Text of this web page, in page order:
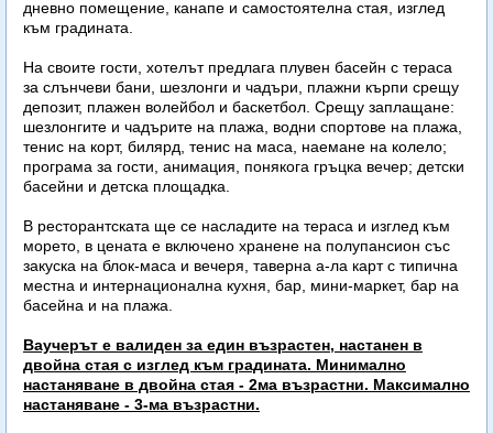
дневно помещение, канапе и самостоятелна стая, изглед
към градината.
На своите гости, хотелът предлага плувен басейн с тераса
за слънчеви бани, шезлонги и чадъри, плажни кърпи срещу
депозит, плажен волейбол и баскетбол. Срещу заплащане:
шезлонгите и чадърите на плажа, водни спортове на плажа,
тенис на корт, билярд, тенис на маса, наемане на колело;
програма за гости, анимация, понякога гръцка вечер; детски
басейни и детска площадка.
В ресторантската ще се насладите на тераса и изглед към
морето, в цената е включено хранене на полупансион със
закуска на блок-маса и вечеря, таверна а-ла карт с типична
местна и интернационална кухня, бар, мини-маркет, бар на
басейна и на плажа.
Ваучерът е валиден за един възрастен, настанен в
двойна стая с изглед към градината. Минимално
настаняване в двойна стая - 2ма възрастни. Максимално
настаняване - 3-ма възрастни.